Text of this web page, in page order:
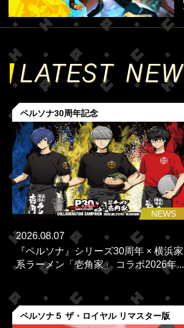
ペルソナ30周年記念
NEWS
2026.08.07
『ペルソナ』シリーズ30周年 × 横浜家
系ラーメン「壱角家」 コラボ2026年...
ペルソナ５ ザ・ロイヤル リマスター版